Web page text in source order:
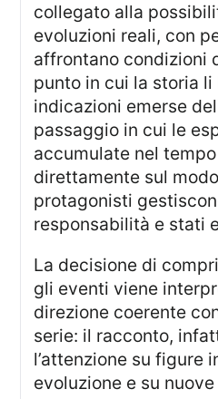
collegato alla
evoluzioni reali, con
affrontano condizioni
punto in cui la storia li
indicazioni emerse
passaggio in cui le
accumulate nel
direttamente sul
protagonisti
responsabilità e stati
La decisione di comprimere il periodo tra
gli eventi viene
direzione coerente
serie: il racconto,
l’attenzione su figure
evoluzione e su